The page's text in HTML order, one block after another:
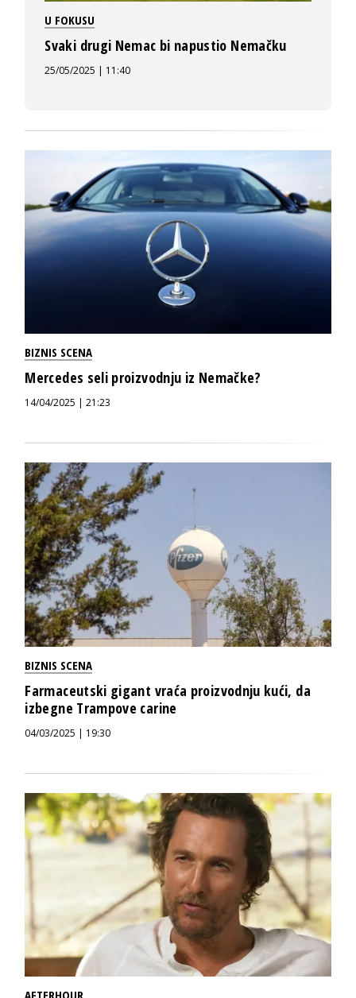
U FOKUSU
Svaki drugi Nemac bi napustio Nemačku
25/05/2025 | 11:40
BIZNIS SCENA
Mercedes seli proizvodnju iz Nemačke?
14/04/2025 | 21:23
BIZNIS SCENA
Farmaceutski gigant vraća proizvodnju kući, da
izbegne Trampove carine
04/03/2025 | 19:30
AFTERHOUR